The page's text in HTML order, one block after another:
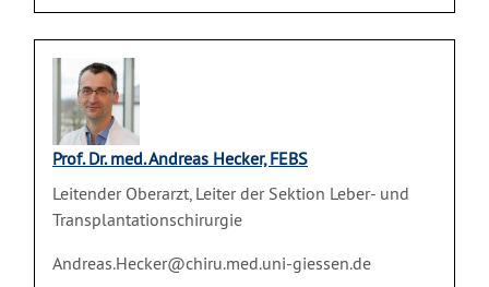
Prof. Dr. med. Andreas Hecker, FEBS
Leitender Oberarzt, Leiter der Sektion Leber- und
Transplantationschirurgie
Andreas.Hecker@chiru.med.uni-giessen.de